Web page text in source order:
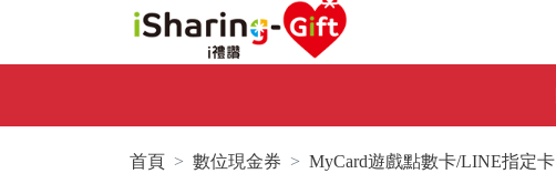
首頁 數位現金券 MyCard遊戲點數卡/LINE指定卡